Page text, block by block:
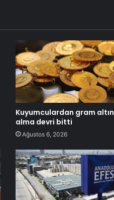
Kuyumculardan gram altın
alma devri bitti
Ağustos 6, 2026